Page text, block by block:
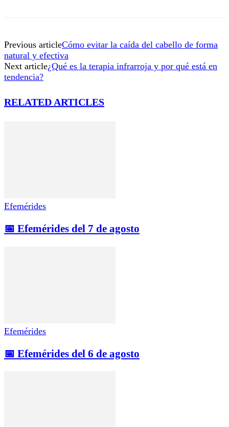
Previous articleCómo evitar la caída del cabello de forma
natural y efectiva
Next article¿Qué es la terapia infrarroja y por qué está en
tendencia?
RELATED ARTICLES
Efemérides
📅 Efemérides del 7 de agosto
Efemérides
📅 Efemérides del 6 de agosto